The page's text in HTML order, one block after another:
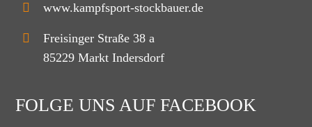
www.kampfsport-stockbauer.de
Freisinger Straße 38 a
85229 Markt Indersdorf
FOLGE UNS AUF FACEBOOK